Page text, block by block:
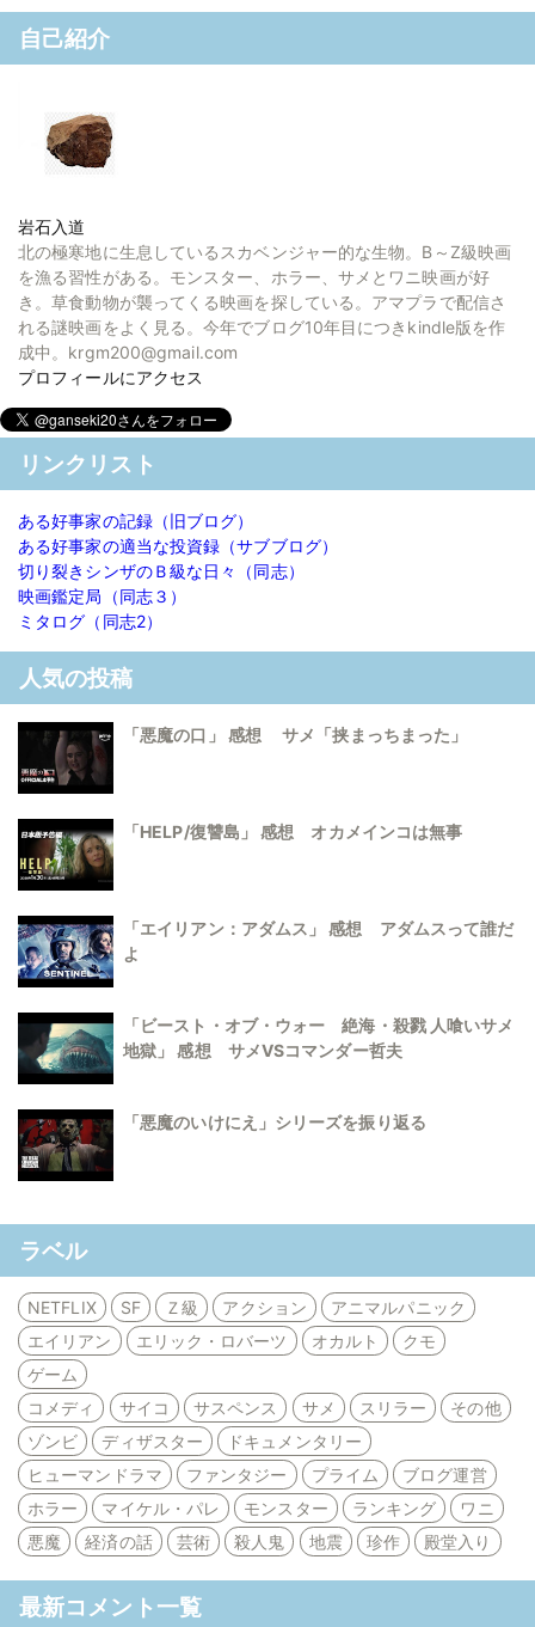
自己紹介
岩石入道
北の極寒地に生息しているスカベンジャー的な生物。B～Z級映画
を漁る習性がある。モンスター、ホラー、サメとワニ映画が好
き。草食動物が襲ってくる映画を探している。アマプラで配信さ
れる謎映画をよく見る。今年でブログ10年目につきkindle版を作
成中。krgm200@gmail.com
プロフィールにアクセス
リンクリスト
ある好事家の記録（旧ブログ）
ある好事家の適当な投資録（サブブログ）
切り裂きシンザのＢ級な日々（同志）
映画鑑定局（同志３）
ミタログ（同志2）
人気の投稿
「悪魔の口」 感想 サメ「挟まっちまった」
「HELP/復讐島」 感想 オカメインコは無事
「エイリアン：アダムス」 感想 アダムスって誰だ
よ
「ビースト・オブ・ウォー 絶海・殺戮 人喰いサメ
地獄」 感想 サメVSコマンダー哲夫
「悪魔のいけにえ」シリーズを振り返る
ラベル
NETFLIX SF Ｚ級 アクション
アニマルパニック
エイリアン
エリック・ロバーツ オカルト
クモ
ゲーム
コメディ
サイコ サスペンス サメ スリラー
その他
ゾンビ
ディザスター
ドキュメンタリー
ヒューマンドラマ
ファンタジー プライム
ブログ運営
ホラー
マイケル・パレ モンスター ランキング
ワニ
悪魔
経済の話 芸術 殺人鬼 地震 珍作 殿堂入り
最新コメント一覧